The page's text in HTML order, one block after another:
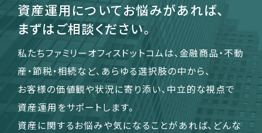
資産運用についてお悩みがあれば、
まずはご相談ください。
私たちファミリーオフィスドットコムは、金融商品・不動
産・節税・相続など、あらゆる選択肢の中から、
お客様の価値観や状況に寄り添い、中立的な視点で
資産運用をサポートします。
資産に関するお悩みや気になることがあれば、どんな